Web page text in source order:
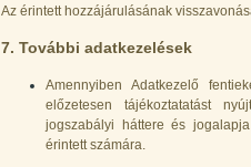
Az érintett hozzájárulásának
7. További adatkezelések
Amennyiben Adatkezelő
előzetesen tájékoztatatást
jogszabályi háttere és
érintett számára.